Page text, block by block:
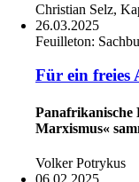
Christian Selz,
26.03.2025
Feuilleton:
Für ein freies
Panafrikanische
Marxismus«
Volker Potrykus
06.02.2025